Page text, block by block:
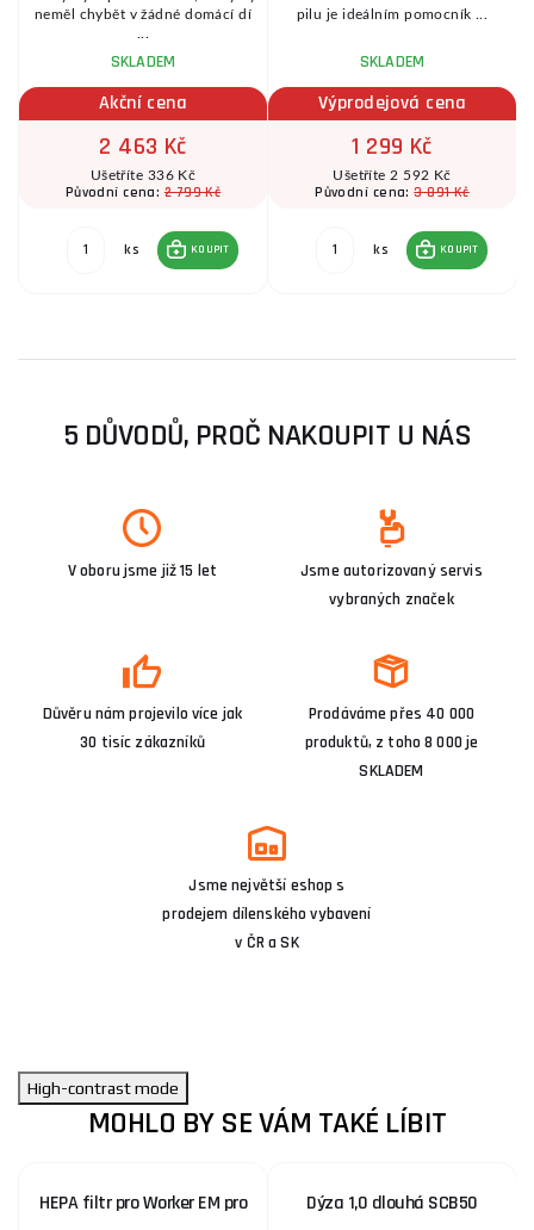
neměl chybět v žádné domácí dí
SKLADEM
Akční cena
2 463 Kč
Ušetříte 336 Kč
Původní cena:2 799 Kč
ks KOUPIT
pilu je ideálním pomocník ...
SKLADEM
Výprodejová cena
1 299 Kč
Ušetříte 2 592 Kč
Původní cena:3 891 Kč
ks KOUPIT
5 DŮVODŮ, PROČ NAKOUPIT U NÁS
V oboru jsme již 15 let
Jsme autorizovaný servis
vybraných značek
Důvěru nám projevilo více jak
30 tisíc zákazníků
Prodáváme přes 40 000
produktů, z toho 8 000 je
SKLADEM
Jsme největší eshop s
prodejem dílenského vybavení
v ČR a SK
High-contrast mode
MOHLO BY SE VÁM TAKÉ LÍBIT
HEPA filtr pro Worker EM pro Dýza 1,0 dlouhá SCB50